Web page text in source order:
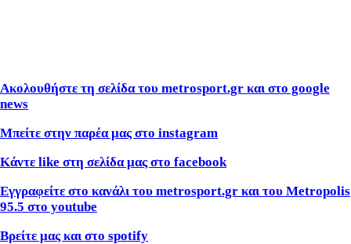
Ακολουθήστε τη σελίδα του metrosport.gr και στο google
news
Μπείτε στην παρέα μας στο instagram
Κάντε like στη σελίδα μας στο facebook
Εγγραφείτε στο κανάλι του metrosport.gr και του Metropolis
95.5 στο youtube
Βρείτε μας και στο spotify